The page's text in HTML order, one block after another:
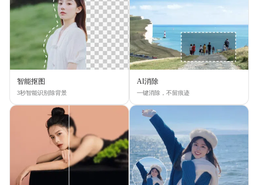
智能抠图
3秒智能识别除背景
AI消除
一键消除，不留痕迹